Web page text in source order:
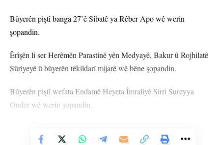
Bûyerên piştî banga 27’ê Sibatê ya Rêber Apo wê werin
şopandin.
Êrîşên li ser Herêmên Parastinê yên Medyayê, Bakur û Rojhilatê
Sûriyeyê û bûyerên têkildarî mijarê wê bêne şopandin.
Bûyerên piştî wefata Endamê Heyeta Îmraliyê Sirri Sureyya
Onder wê werin şopandin.
xwe û pirsgirêkeke kangrenbûyî bi dawî bibe. Ji bo bîranîna
Vê Nûçeyê Bixwîne